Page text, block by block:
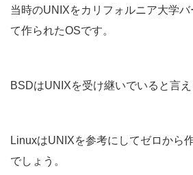
当時のUNIXをカリフォルニア大学
て作られたOSです。
BSDはUNIXを受け継いでいると言え
LinuxはUNIXを参考にしてゼロから
でしょう。